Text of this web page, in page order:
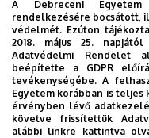
A Debreceni
rendelkezésére bocsátott,
védelmét. Ezúton
2018. május 25.
Adatvédelmi Rendelet
beépítette a GDPR
tevékenységébe. A
Egyetem korábban is
érvényben lévő
követve frissítettük
alábbi linkre kattintva